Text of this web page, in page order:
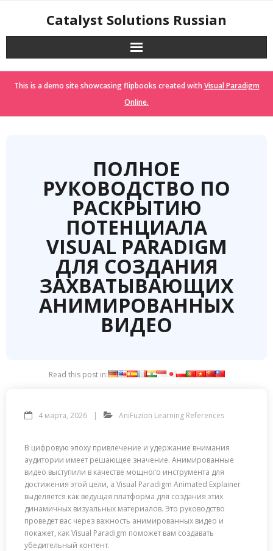
Catalyst Solutions Russian
This is a demo site showcasing flipbooks created with Visual Paradigm
Online.
ПОЛНОЕ
РУКОВОДСТВО ПО
РАСКРЫТИЮ
ПОТЕНЦИАЛА
VISUAL PARADIGM
ДЛЯ СОЗДАНИЯ
ЗАХВАТЫВАЮЩИХ
АНИМИРОВАННЫХ
ВИДЕО
Read this post in:
4 марта, 2026 AniFuzion Learning References
В цифровую эпоху привлечение и удержание внимания
аудитории имеет решающее значение. Анимированные
видео выступили в качестве мощного инструмента для
достижения этой цели, а Visual Paradigm Animated Explainer
выделяется как ведущая платформа для создания этих
динамичных визуальных материалов. Это руководство
проведет вас через важность анимированных видео и
покажет, как Visual Paradigm поможет вам создавать
убедительный контент.